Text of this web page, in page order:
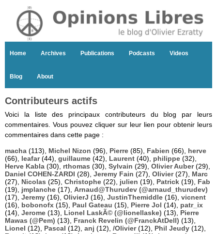
Home Archives Publications Podcasts Videos
Blog About
Contributeurs actifs
Voici la liste des principaux contributeurs du blog par leurs
commentaires. Vous pouvez cliquer sur leur lien pour obtenir leurs
commentaires dans cette page :
macha (113), Michel Nizon (96), Pierre (85), Fabien (66), herve
(66), leafar(44), guillaume (42), Laurent (40), philippe (32),
Herve Kabla (30), rthomas (30), Sylvain (29), Olivier Auber(29),
Daniel COHEN-ZARDI (28), Jeremy Fain (27), Olivier(27), Marc
(27), Nicolas (25), Christophe (22), julien (19), Patrick (19), Fab
(19), jmplanche (17), Arnaud@Thurudev (@arnaud_thurudev)
(17), Jeremy (16), OlivierJ (16), JustinThemiddle (16), vicnent
(16), bobonofx (15), Paul Gateau (15), Pierre Jol (14), patr_ix
(14), Jerome (13), Lionel LaskÃ© (@lionellaske) (13), Pierre
Mawas (@Pem) (13), Franck Revelin (@FranckAtDell) (13),
Lionel (12), Pascal (12), anj (12), /Olivier(12), Phil Jeudy (12),